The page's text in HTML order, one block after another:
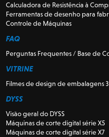
Calculadora de Resistência à
Ferramentas de desenho para
Controle de Máquinas
FAQ
Perguntas Frequentes / Base de
VITRINE
Filmes de design de embalagens
DYSS
Visão geral do DYSS
Máquinas de corte digital série X5
Máquinas de corte digital série X7